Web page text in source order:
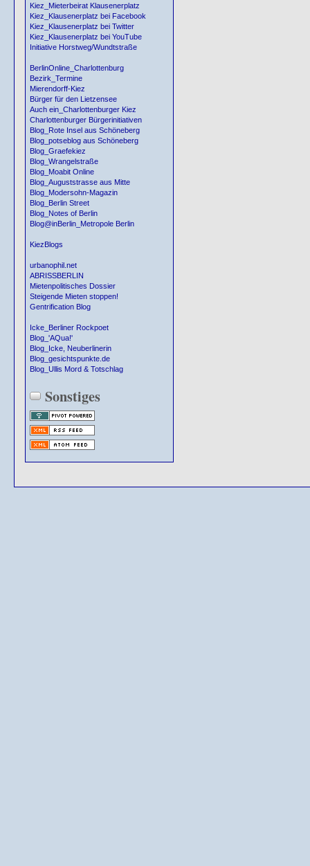
Kiez_Mieterbeirat Klausenerplatz
Kiez_Klausenerplatz bei Facebook
Kiez_Klausenerplatz bei Twitter
Kiez_Klausenerplatz bei YouTube
Initiative Horstweg/Wundtstraße
BerlinOnline_Charlottenburg
Bezirk_Termine
Mierendorff-Kiez
Bürger für den Lietzensee
Auch ein_Charlottenburger Kiez
Charlottenburger Bürgerinitiativen
Blog_Rote Insel aus Schöneberg
Blog_potseblog aus Schöneberg
Blog_Graefekiez
Blog_Wrangelstraße
Blog_Moabit Online
Blog_Auguststrasse aus Mitte
Blog_Modersohn-Magazin
Blog_Berlin Street
Blog_Notes of Berlin
Blog@inBerlin_Metropole Berlin
KiezBlogs
urbanophil.net
ABRISSBERLIN
Mietenpolitisches Dossier
Steigende Mieten stoppen!
Gentrification Blog
Icke_Berliner Rockpoet
Blog_'AQua!'
Blog_Icke, Neuberlinerin
Blog_gesichtspunkte.de
Blog_Ullis Mord & Totschlag
Sonstiges